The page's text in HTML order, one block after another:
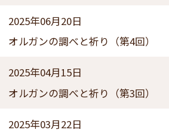
2025年06月20日
オルガンの調べと祈り（第4回）
2025年04月15日
オルガンの調べと祈り（第3回）
2025年03月22日